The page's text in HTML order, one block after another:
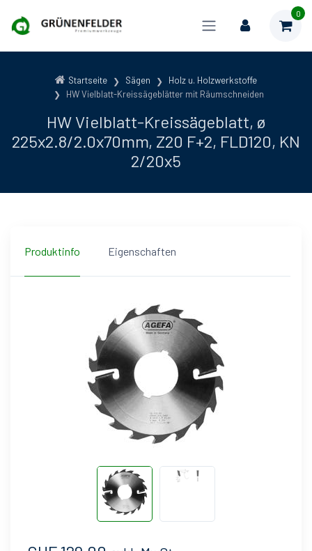
0
Startseite Sägen
Holz u. Holzwerkstoffe
HW Vielblatt-Kreissägeblätter mit Räumschneiden
HW Vielblatt-Kreissägeblatt, ø
225x2.8/2.0x70mm, Z20 F+2, FLD120, KN
2/20x5
Produktinfo Eigenschaften